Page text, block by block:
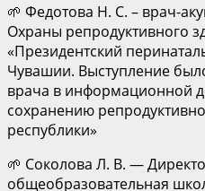
🌱 Федотова Н. С. – врач-
Охраны репродуктивного
«Президентский
Чувашии. Выступление
врача в информационной
сохранению
республики»
🌱 Соколова Л. В. —
общеобразовательная